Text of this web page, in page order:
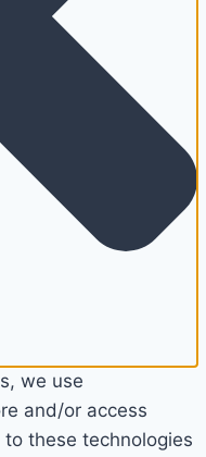
we use
and/or access
these technologies